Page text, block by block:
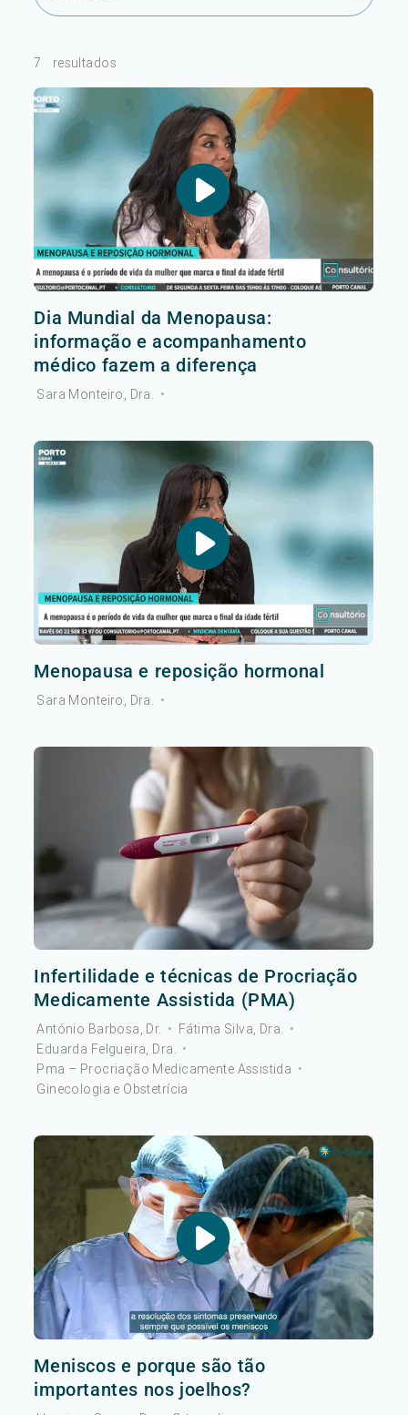
7 resultados
Dia Mundial da Menopausa:
informação e acompanhamento
médico fazem a diferença
Sara Monteiro, Dra. •
Menopausa e reposição hormonal
Sara Monteiro, Dra. •
Infertilidade e técnicas de Procriação
Medicamente Assistida (PMA)
António Barbosa, Dr. • Fátima Silva, Dra. •
Eduarda Felgueira, Dra. •
Pma – Procriação Medicamente Assistida •
Ginecologia e Obstetrícia
Meniscos e porque são tão
importantes nos joelhos?